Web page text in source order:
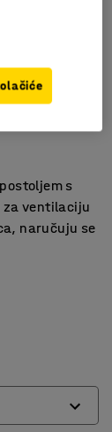
s
za ventilaciju
naručuju se